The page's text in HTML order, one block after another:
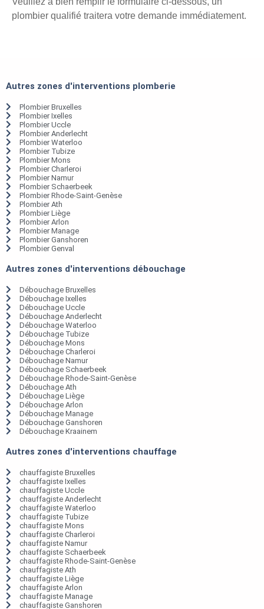
plombier qualifié traitera votre demande immédiatement.
Autres zones d'interventions plomberie
Plombier Bruxelles
Plombier Ixelles
Plombier Uccle
Plombier Anderlecht
Plombier Waterloo
Plombier Tubize
Plombier Mons
Plombier Charleroi
Plombier Namur
Plombier Schaerbeek
Plombier Rhode-Saint-Genèse
Plombier Ath
Plombier Liège
Plombier Arlon
Plombier Manage
Plombier Ganshoren
Plombier Genval
Autres zones d'interventions débouchage
Débouchage Bruxelles
Débouchage Ixelles
Débouchage Uccle
Débouchage Anderlecht
Débouchage Waterloo
Débouchage Tubize
Débouchage Mons
Débouchage Charleroi
Débouchage Namur
Débouchage Schaerbeek
Débouchage Rhode-Saint-Genèse
Débouchage Ath
Débouchage Liège
Débouchage Arlon
Débouchage Manage
Débouchage Ganshoren
Débouchage Kraainem
Autres zones d'interventions chauffage
chauffagiste Bruxelles
chauffagiste Ixelles
chauffagiste Uccle
chauffagiste Anderlecht
chauffagiste Waterloo
chauffagiste Tubize
chauffagiste Mons
chauffagiste Charleroi
chauffagiste Namur
chauffagiste Schaerbeek
chauffagiste Rhode-Saint-Genèse
chauffagiste Ath
chauffagiste Liège
chauffagiste Arlon
chauffagiste Manage
chauffagiste Ganshoren